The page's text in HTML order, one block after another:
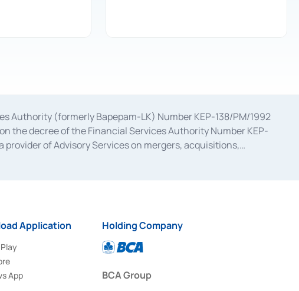
Authority (formerly Bapepam-LK) Number KEP-138/PM/1992
the decree of the Financial Services Authority Number KEP-
provider of Advisory Services on mergers, acquisitions,
February 28, 2014, a business license as a provider of
Application
App
Holding Company
BCA Group